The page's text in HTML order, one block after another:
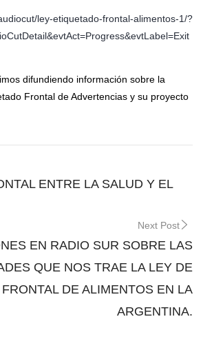
ley-etiquetado-frontal-alimentos-1/?
difundiendo información sobre la
Frontal de Advertencias y su proyecto
ENTRE LA SALUD Y EL
Next Post
EN RADIO SUR SOBRE LAS
QUE NOS TRAE LA LEY DE
DE ALIMENTOS EN LA
ARGENTINA.